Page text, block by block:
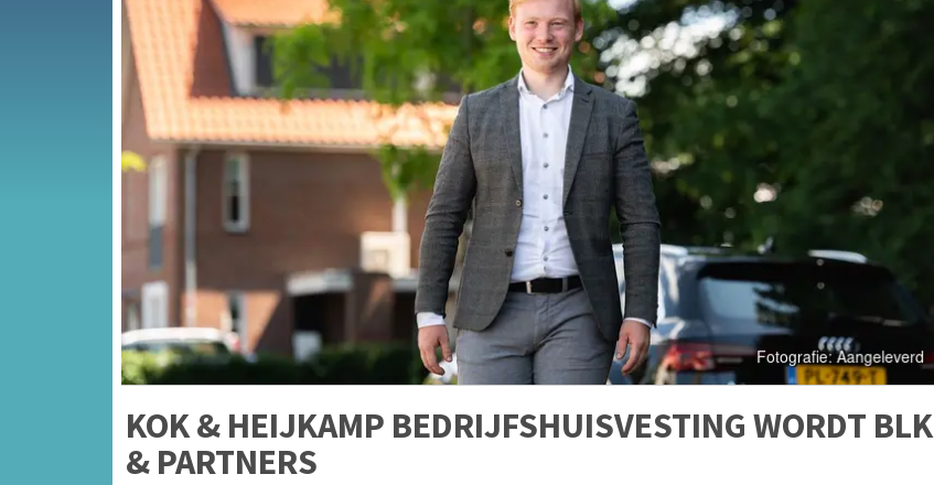
KOK & HEIJKAMP BEDRIJFSHUISVESTING WORDT BLK
& PARTNERS